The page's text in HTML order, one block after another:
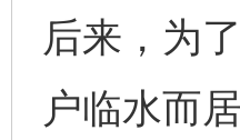
后来，为
户临水而